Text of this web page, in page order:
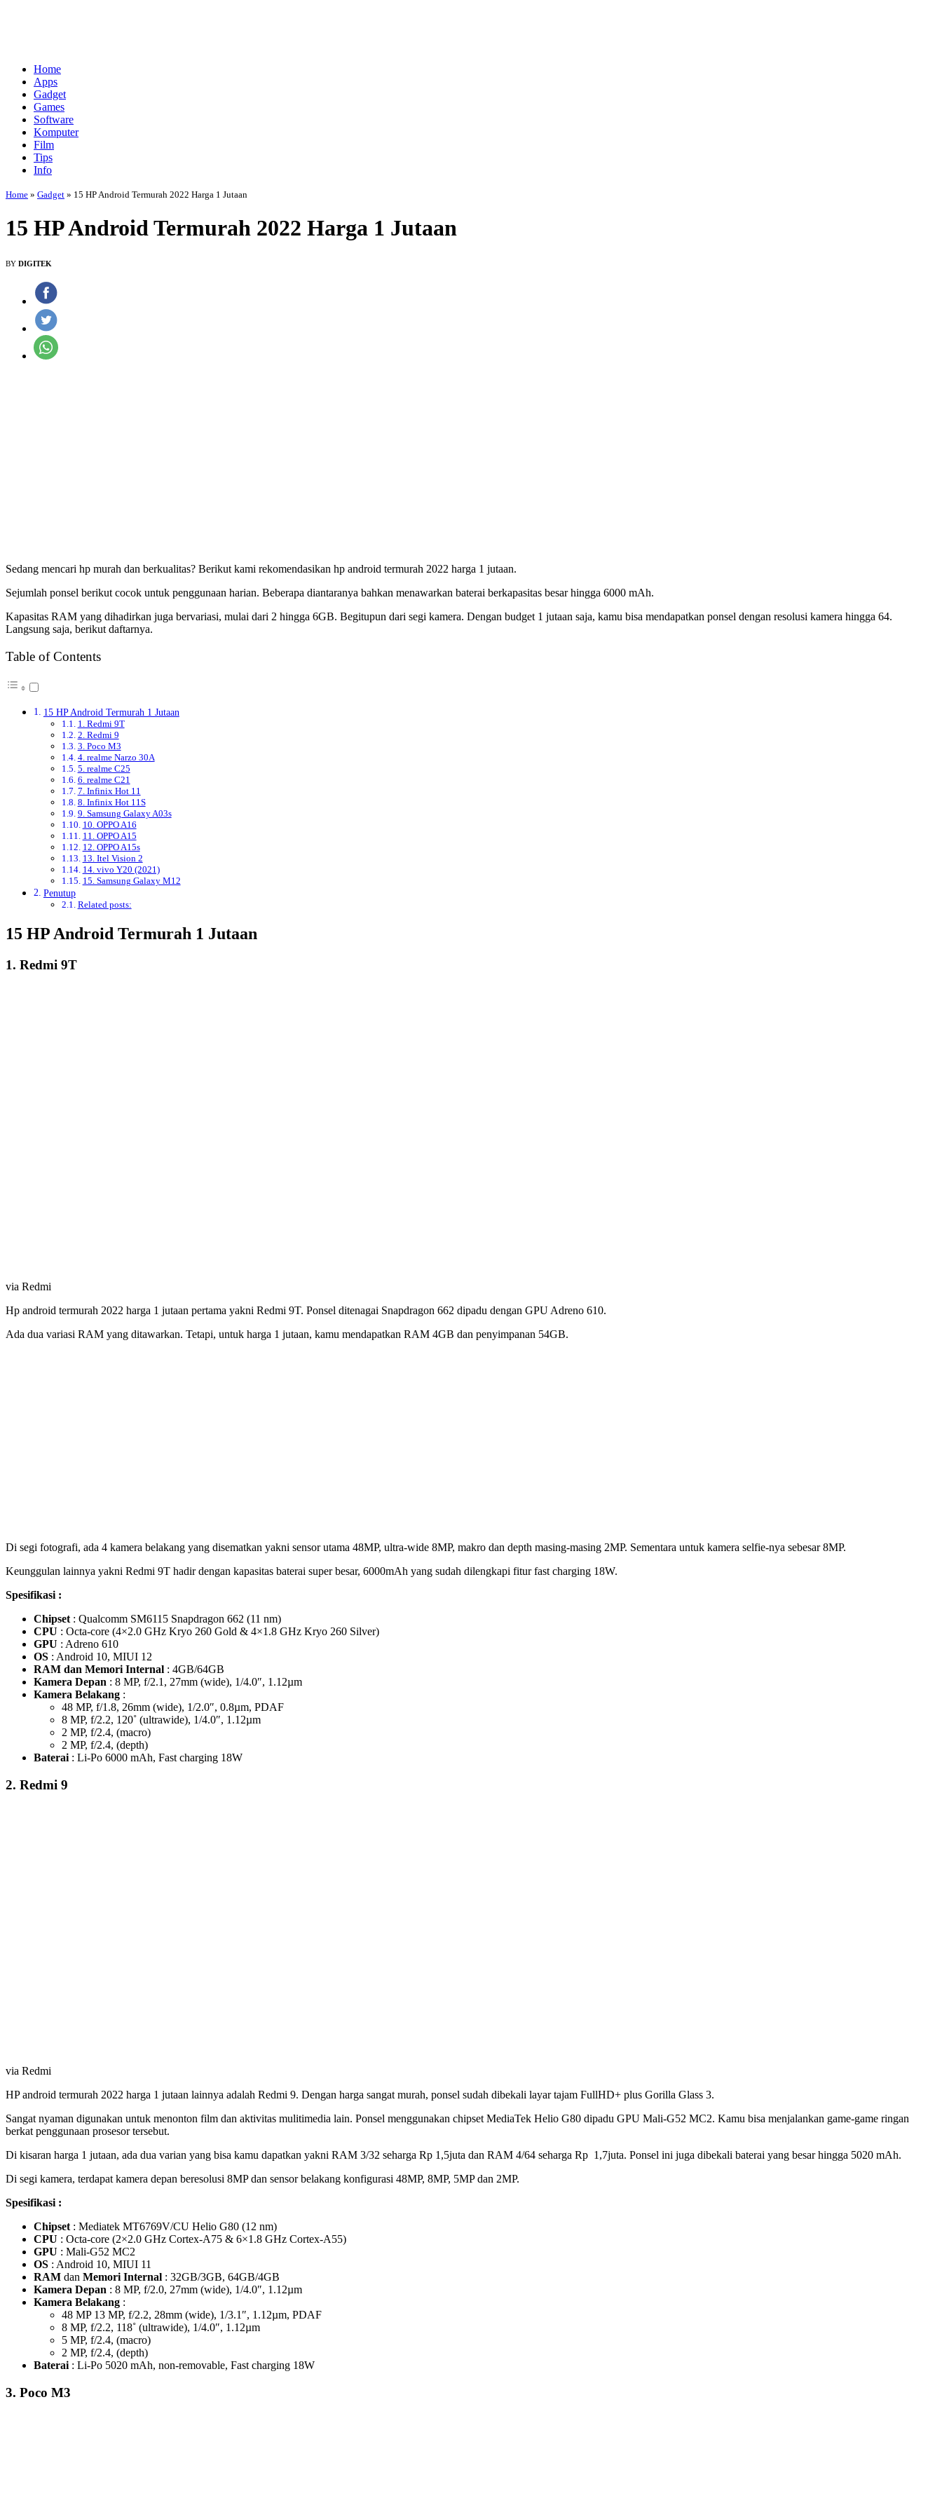
Home
Apps
Gadget
Games
Software
Komputer
Film
Tips
Info
Home » Gadget » 15 HP Android Termurah 2022 Harga 1 Jutaan
15 HP Android Termurah 2022 Harga 1 Jutaan
BY DIGITEK
Sedang mencari hp murah dan berkualitas? Berikut kami rekomendasikan hp android termurah 2022 harga 1 jutaan.
Sejumlah ponsel berikut cocok untuk penggunaan harian. Beberapa diantaranya bahkan menawarkan baterai berkapasitas besar hingga 6000 mAh.
Kapasitas RAM yang dihadirkan juga bervariasi, mulai dari 2 hingga 6GB. Begitupun dari segi kamera. Dengan budget 1 jutaan saja, kamu bisa mendapatkan ponsel dengan resolusi kamera hingga 64.
Langsung saja, berikut daftarnya.
Table of Contents
15 HP Android Termurah 1 Jutaan
1. Redmi 9T
2. Redmi 9
3. Poco M3
4. realme Narzo 30A
5. realme C25
6. realme C21
7. Infinix Hot 11
8. Infinix Hot 11S
9. Samsung Galaxy A03s
10. OPPO A16
11. OPPO A15
12. OPPO A15s
13. Itel Vision 2
14. vivo Y20 (2021)
15. Samsung Galaxy M12
Penutup
Related posts:
15 HP Android Termurah 1 Jutaan
1. Redmi 9T
via Redmi
Hp android termurah 2022 harga 1 jutaan pertama yakni Redmi 9T. Ponsel ditenagai Snapdragon 662 dipadu dengan GPU Adreno 610.
Ada dua variasi RAM yang ditawarkan. Tetapi, untuk harga 1 jutaan, kamu mendapatkan RAM 4GB dan penyimpanan 54GB.
Di segi fotografi, ada 4 kamera belakang yang disematkan yakni sensor utama 48MP, ultra-wide 8MP, makro dan depth masing-masing 2MP. Sementara untuk kamera selfie-nya sebesar 8MP.
Keunggulan lainnya yakni Redmi 9T hadir dengan kapasitas baterai super besar, 6000mAh yang sudah dilengkapi fitur fast charging 18W.
Spesifikasi :
Chipset : Qualcomm SM6115 Snapdragon 662 (11 nm)
CPU : Octa-core (4×2.0 GHz Kryo 260 Gold & 4×1.8 GHz Kryo 260 Silver)
GPU : Adreno 610
OS : Android 10, MIUI 12
RAM dan Memori Internal : 4GB/64GB
Kamera Depan : 8 MP, f/2.1, 27mm (wide), 1/4.0″, 1.12µm
Kamera Belakang :
48 MP, f/1.8, 26mm (wide), 1/2.0″, 0.8µm, PDAF
8 MP, f/2.2, 120˚ (ultrawide), 1/4.0″, 1.12µm
2 MP, f/2.4, (macro)
2 MP, f/2.4, (depth)
Baterai : Li-Po 6000 mAh, Fast charging 18W
2. Redmi 9
via Redmi
HP android termurah 2022 harga 1 jutaan lainnya adalah Redmi 9. Dengan harga sangat murah, ponsel sudah dibekali layar tajam FullHD+ plus Gorilla Glass 3.
Sangat nyaman digunakan untuk menonton film dan aktivitas mulitimedia lain. Ponsel menggunakan chipset MediaTek Helio G80 dipadu GPU Mali-G52 MC2. Kamu bisa menjalankan game-game ringan
berkat penggunaan prosesor tersebut.
Di kisaran harga 1 jutaan, ada dua varian yang bisa kamu dapatkan yakni RAM 3/32 seharga Rp 1,5juta dan RAM 4/64 seharga Rp 1,7juta. Ponsel ini juga dibekali baterai yang besar hingga 5020 mAh.
Di segi kamera, terdapat kamera depan beresolusi 8MP dan sensor belakang konfigurasi 48MP, 8MP, 5MP dan 2MP.
Spesifikasi :
Chipset : Mediatek MT6769V/CU Helio G80 (12 nm)
CPU : Octa-core (2×2.0 GHz Cortex-A75 & 6×1.8 GHz Cortex-A55)
GPU : Mali-G52 MC2
OS : Android 10, MIUI 11
RAM dan Memori Internal : 32GB/3GB, 64GB/4GB
Kamera Depan : 8 MP, f/2.0, 27mm (wide), 1/4.0″, 1.12µm
Kamera Belakang :
48 MP 13 MP, f/2.2, 28mm (wide), 1/3.1″, 1.12µm, PDAF
8 MP, f/2.2, 118˚ (ultrawide), 1/4.0″, 1.12µm
5 MP, f/2.4, (macro)
2 MP, f/2.4, (depth)
Baterai : Li-Po 5020 mAh, non-removable, Fast charging 18W
3. Poco M3